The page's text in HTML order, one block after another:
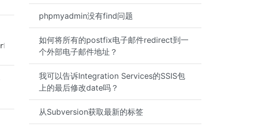
phpmyadmin没有find问题
如何将所有的postfix电子邮件redirect到一
个外部电子邮件地址？
我可以告诉Integration Services的SSIS包
上的最后修改date吗？
从Subversion获取最新的标签
Sysinternals - www.sysinternals.com System